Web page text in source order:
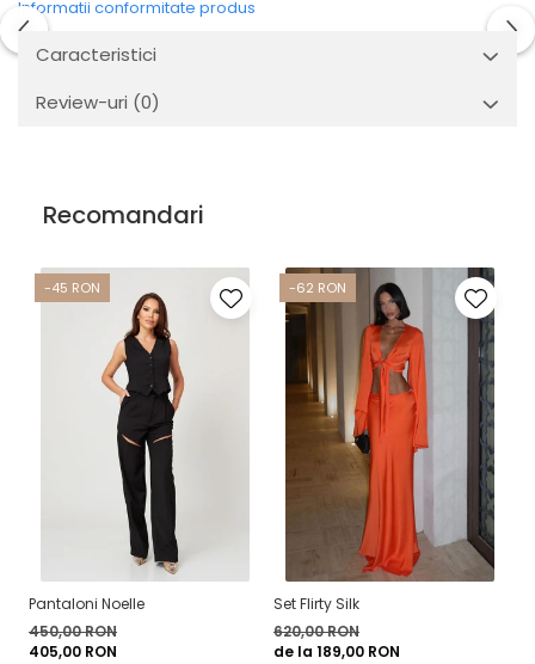
Informatii conformitate produs
Caracteristici
Review-uri (0)
Recomandari
-45 RON
Pantaloni Noelle
450,00 RON
405,00 RON
-62 RON
Set Flirty Silk
620,00 RON
de la 189,00 RON